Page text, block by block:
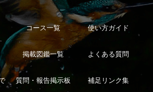
Yama-kei Publishers co.,Ltd.
Company. All rights reserved.